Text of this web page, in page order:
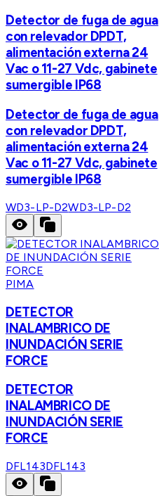
Detector de fuga de agua
con relevador DPDT,
alimentación externa 24
Vac o 11-27 Vdc, gabinete
sumergible IP68
Detector de fuga de agua
con relevador DPDT,
alimentación externa 24
Vac o 11-27 Vdc, gabinete
sumergible IP68
WD3-LP-D2WD3-LP-D2
PIMA
DETECTOR
INALAMBRICO DE
INUNDACIÓN SERIE
FORCE
DETECTOR
INALAMBRICO DE
INUNDACIÓN SERIE
FORCE
DFL143DFL143